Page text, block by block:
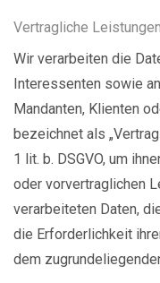
Vertragliche Leistungen
Wir verarbeiten die
Interessenten sowie
Mandanten, Klienten
bezeichnet als
1 lit. b. DSGVO, um
oder vorvertraglichen
verarbeiteten Daten,
die Erforderlichkeit
dem